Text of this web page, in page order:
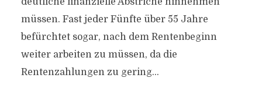
müssen. Fast jeder Fünfte über 55 Jahre
befürchtet sogar, nach dem Rentenbeginn
weiter arbeiten zu müssen, da die
Rentenzahlungen zu gering...